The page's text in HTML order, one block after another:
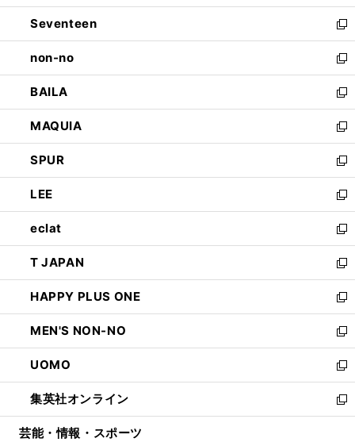
開
く
ウ
で
開
く
ン
ド
ウ
で
開
く
Seventeen
新
し
い
ウ
ィ
ン
ド
ウ
で
開
く
non-no
新
し
い
ウ
ィ
ン
ド
ウ
で
開
く
BAILA
新
し
い
ウ
ィ
ン
ド
ウ
で
開
く
MAQUIA
新
し
い
ウ
ィ
ン
ド
ウ
で
開
く
SPUR
新
し
い
ウ
ィ
ン
ド
ウ
で
開
く
LEE
新
し
い
ウ
ィ
ン
ド
ウ
で
開
く
eclat
新
し
い
ウ
ィ
ン
ド
ウ
で
開
く
T JAPAN
新
し
い
ウ
ィ
ン
ド
ウ
で
開
HAPPY PLUS ONE
新
し
い
ウ
ィ
ン
ド
ウ
MEN'S NON-NO
新
し
い
ウ
ィ
ン
UOMO
新
し
い
ウ
集英社オンライン
新
し
芸能・情報・スポーツ